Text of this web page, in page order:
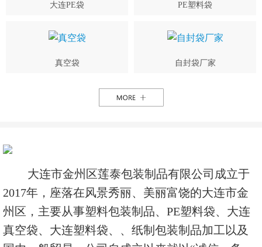
大连PE袋 PE塑料袋
真空袋 自封袋厂家
大连市金州区莲泰包装制品有限公司成立于
2017年，座落在风景秀丽、美丽富饶的大连市金
州区，主要从事塑料包装制品、PE塑料袋、大连
真空袋、大连塑料袋、、纸制包装制品加工以及